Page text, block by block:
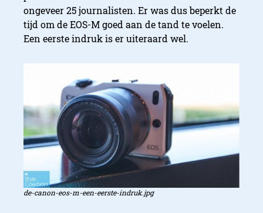
ongeveer 25 journalisten. Er was dus beperkt de
tijd om de EOS-M goed aan de tand te voelen.
Een eerste indruk is er uiteraard wel.
de-canon-eos-m-een-eerste-indruk.jpg